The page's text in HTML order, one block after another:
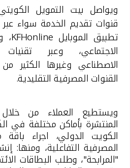
ويواصل بيت التمويل
قنوات تقديم الخدمة سواء عبر
تطبيق الموبايل KFHonline،
الاجتماعي، وعبر تقنيات
الاصطناعي وغيرها الكثير
القنوات المصرفية التقليدية.
ويستطيع العملاء من خلال
المنتشرة بأماكن مختلفة في
الكويت الدولي، اجراء
المصرفية التفاعلية، ومنها:
"المرابحة"، وطلب البطاقات